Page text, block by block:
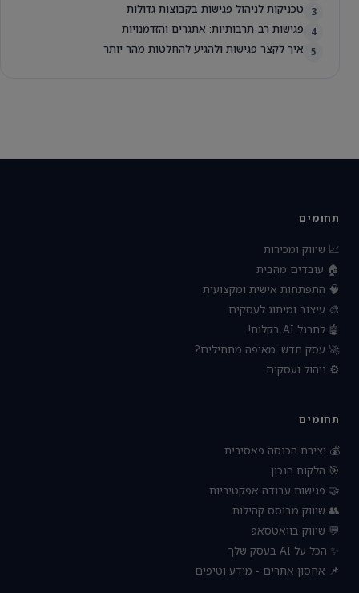
3 טכניקות לניהול פגישות בקבוצות גדולות
4 פגישות רב-תרבותיות: אתגרים והזדמנויות
5 איך לקצר פגישות ולהגיע להחלטות מהר יותר
תחומים
📈 שיווק ומכירות
🏠 עובדים מהבית
🧠 התפתחות אישית ומקצועית
🎨 עיצוב ומיתוג לעסקים
🤖 לתרגל AI בקלות!
🚀 עסק חדש: מאיפה מתחילים?
⚙️ ניהול ועסקים
תחומים
💰 יצירת הכנסה פאסיבית
🎯 הלקוח הנכון
🤝 פגישות עבודה אפקטיביות
👥 שיווק מבוסס קהילות
💬 שיווק בוואטסאפ
✨ הכל על AI בעסק שלך
📌 אחסון אתרים - מידע וטיפים